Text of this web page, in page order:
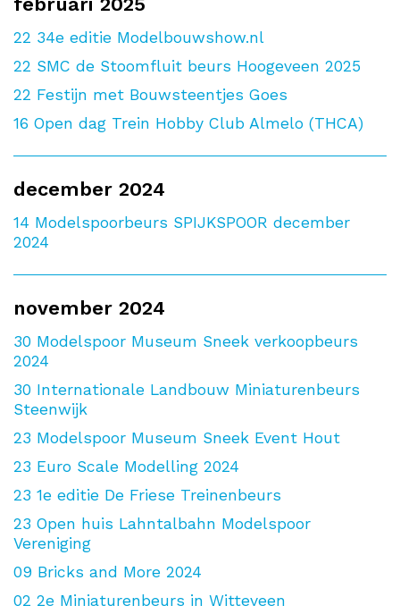
22 34e editie Modelbouwshow.nl
22 SMC de Stoomfluit beurs Hoogeveen 2025
22 Festijn met Bouwsteentjes Goes
16 Open dag Trein Hobby Club Almelo (THCA)
december 2024
14 Modelspoorbeurs SPIJKSPOOR december
2024
november 2024
30 Modelspoor Museum Sneek verkoopbeurs
2024
30 Internationale Landbouw Miniaturenbeurs
Steenwijk
23 Modelspoor Museum Sneek Event Hout
23 Euro Scale Modelling 2024
23 1e editie De Friese Treinenbeurs
23 Open huis Lahntalbahn Modelspoor
Vereniging
09 Bricks and More 2024
02 2e Miniaturenbeurs in Witteveen